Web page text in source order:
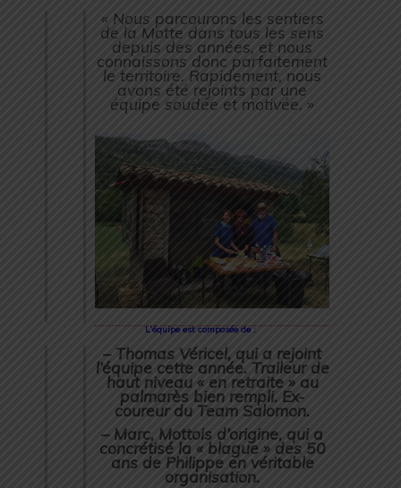
« Nous parcourons les sentiers
de la Motte dans tous les sens
depuis des années, et nous
connaissons donc parfaitement
le territoire. Rapidement, nous
avons été rejoints par une
équipe soudée et motivée. »
L’équipe est composée de :
– Thomas Véricel, qui a rejoint
l’équipe cette année. Traileur de
haut niveau « en retraite » au
palmarès bien rempli. Ex-
coureur du Team Salomon.
– Marc, Mottois d’origine, qui a
concrétisé la « blague » des 50
ans de Philippe en véritable
organisation.